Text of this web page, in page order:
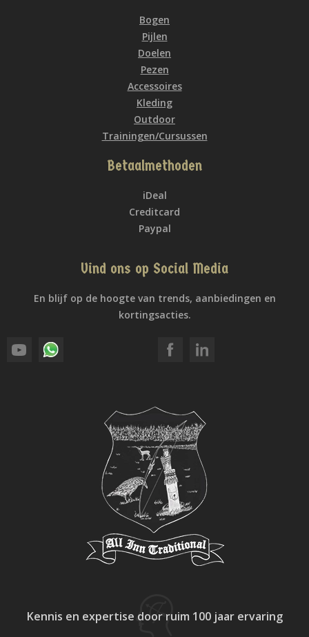
Bogen
Pijlen
Doelen
Pezen
Accessoires
Kleding
Outdoor
Trainingen/Cursussen
Betaalmethoden
iDeal
Creditcard
Paypal
Vind ons op Social Media
En blijf op de hoogte van trends, aanbiedingen en
kortingsacties.
Kennis en expertise door ruim 100 jaar ervaring